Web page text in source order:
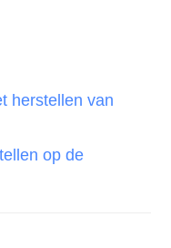
herstellen van
op de